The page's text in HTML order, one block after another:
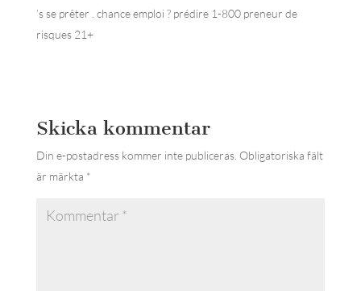
’s se prêter . chance emploi ? prédire 1-800 preneur de
risques 21+
Skicka kommentar
Din e-postadress kommer inte publiceras. Obligatoriska fält
är märkta *